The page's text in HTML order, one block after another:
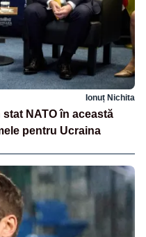
Ionuț Nichita
NATO în această
pentru Ucraina